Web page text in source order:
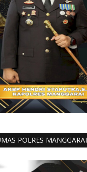
POLRES MANGGARAI